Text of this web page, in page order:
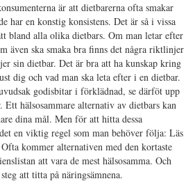
är att dietbarerna ofta smakar
har en konstig konsistens. Det är så i vissa
bland alla olika dietbars. Om man letar efter
även ska smaka bra finns det några riktlinjer
sin dietbar. Det är bra att ha kunskap kring
dig och vad man ska leta efter i en dietbar.
godisbitar i förklädnad, se därföt upp
hälsosammare alternativ av dietbars kan
dina mål. Men för att hitta dessa
en viktig regel som man behöver följa: Läs
kommer alternativen med den kortaste
att vara de mest hälsosamma. Och
att titta på näringsämnena.